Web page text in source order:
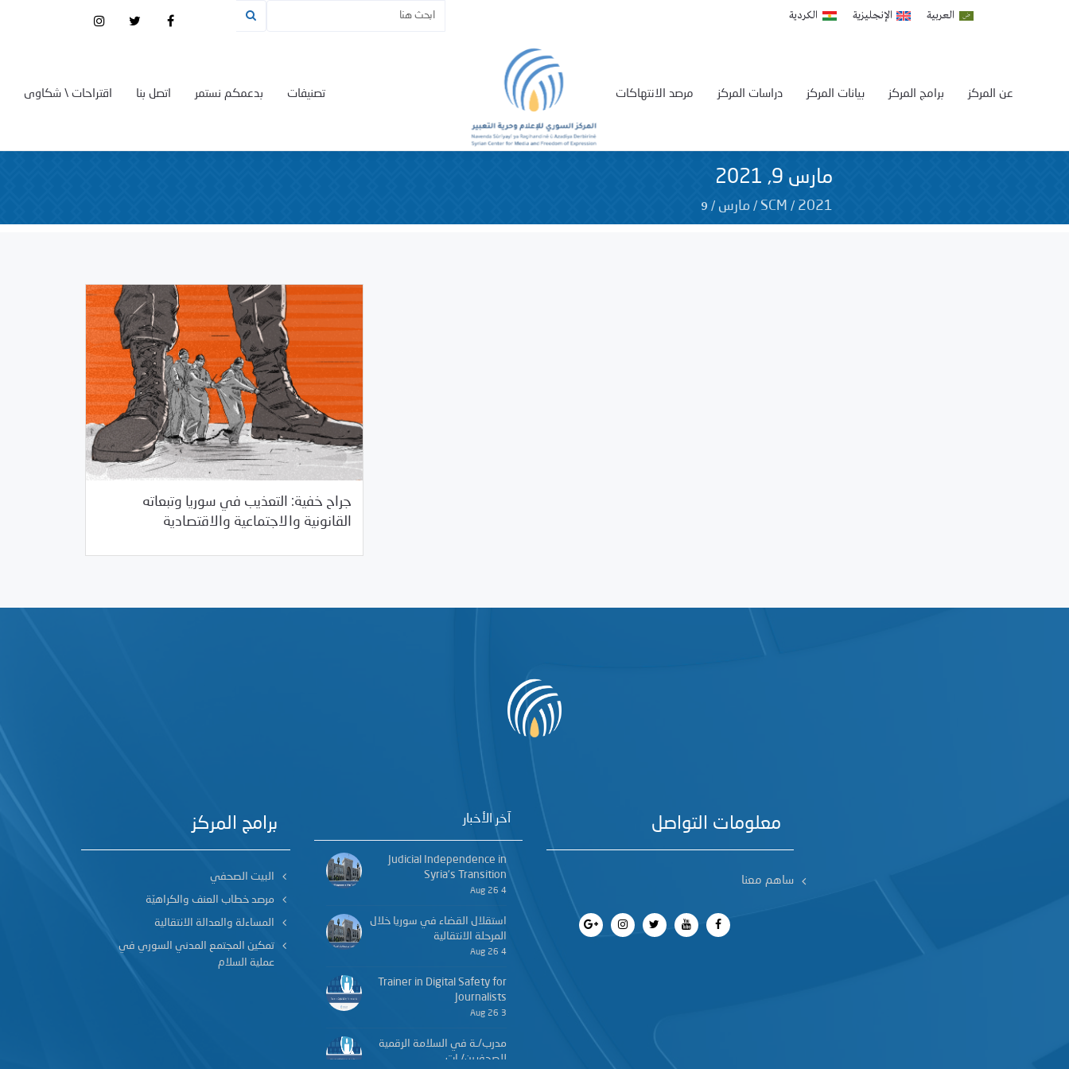
العربية الإنجليزية الكردية
اقتراحات \ شكاوى اتصل بنا بدعمكم نستمر تصنيفات مرصد الانتهاكات دراسات المركز بيانات المركز برامج المركز عن المركز
مارس 9, 2021
SCM / 2021
/ مارس /
9
جراح خفية: التعذيب في سوريا وتبعاته
القانونية والاجتماعية والاقتصادية
03/09/2021 مرصد الانتهاكات
برامج المركز
البيت الصحفي
مرصد خطاب العنف والكراهيّة
المساءلة والعدالة الانتقالية
تمكين المجتمع المدني السوري في
عملية السلام
آخر الأخبار
Judicial Independence in
Syria’s Transition
4 Aug 26
استقلال القضاء في سوريا خلال
المرحلة الانتقالية
4 Aug 26
Trainer in Digital Safety for
Journalists
3 Aug 26
مدرب/ـة في السلامة الرقمية
للصحفيين/ـات
معلومات التواصل
ساهم معنا